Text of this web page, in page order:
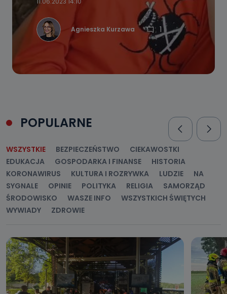
Agnieszka Kurzawa 1
POPULARNE
WSZYSTKIE BEZPIECZEŃSTWO
CIEKAWOSTKI
EDUKACJA
GOSPODARKA I FINANSE
HISTORIA
KORONAWIRUS
KULTURA I ROZRYWKA LUDZIE
NA
SYGNALE
OPINIE POLITYKA RELIGIA
SAMORZĄD
ŚRODOWISKO
WASZE INFO
WSZYSTKICH ŚWIĘTYCH
WYWIADY
ZDROWIE